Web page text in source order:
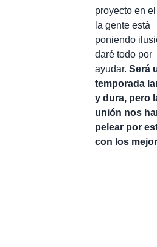
proyecto en
la gente está
poniendo
daré todo por
ayudar. Será
temporada
y dura, pero
unión nos
pelear por
con los